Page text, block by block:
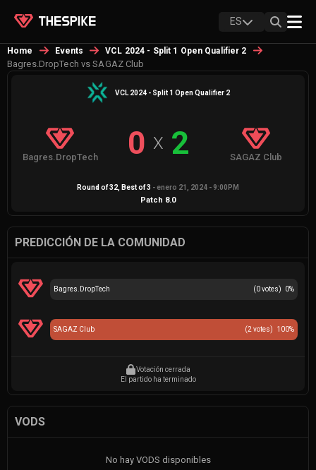
ES
Home Events VCL 2024 - Split 1 Open Qualifier 2
Bagres.DropTech vs SAGAZ Club
VCL 2024 - Split 1 Open Qualifier 2
Bagres.DropTech 0 X 2 SAGAZ Club
Round of 32 , Best of3 - enero 21, 2024 - 9:00PM
Patch 8.0
PREDICCIÓN DE LA COMUNIDAD
(0votes) 0%
Bagres.DropTech
(2 votes) 100%
SAGAZ Club
Votación cerrada
El partido ha terminado
VODS
No hay VODS disponibles